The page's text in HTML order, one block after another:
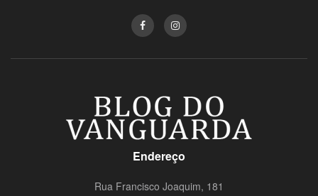
Endereço
Rua Francisco Joaquim, 181